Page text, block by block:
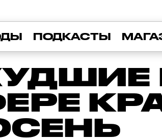
ПОДКАСТЫ